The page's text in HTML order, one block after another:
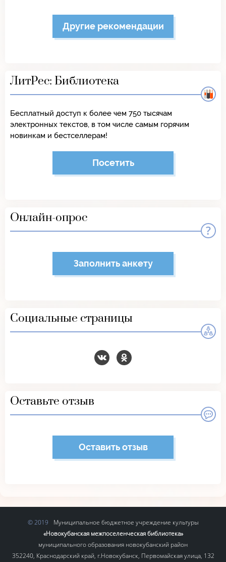
Другие рекомендации
ЛитРес: Библиотека
Бесплатный доступ к более чем 750 тысячам
электронных текстов, в том числе самым горячим
новинкам и бестселлерам!
Посетить
Онлайн-опрос
Заполнить анкету
Социальные страницы
Оставьте отзыв
Оставить отзыв
Муниципальное бюджетное учреждение культуры
«Новокубанская межпоселенческая библиотека»
муниципального образования новокубанский район
352240, Краснодарский край, г.Новокубанск, Первомайская улица, 132